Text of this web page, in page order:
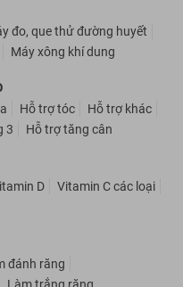
đo, que thử đường huyết
Máy xông khí dung
Hỗ trợ tóc
Hỗ trợ khác
3 Hỗ trợ tăng cân
D
Vitamin C các loại
đánh răng